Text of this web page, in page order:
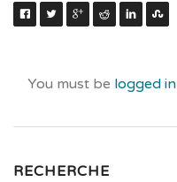
You must be logged in
RECHERCHE